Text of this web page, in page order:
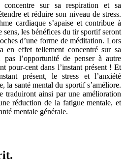
sur sa respiration et sa
et réduire son niveau de stress.
cardiaque s’apaise et contribue à
sens, les bénéfices du tir sportif seront
d’une forme de méditation. Lors
en effet tellement concentré sur sa
pas l’opportunité de penser à autre
pour-cent dans l’instant présent ! Et
présent, le stress et l’anxiété
la santé mental du sportif s’améliore.
traduiront ainsi par une amélioration
réduction de la fatigue mentale, et
mentale générale.